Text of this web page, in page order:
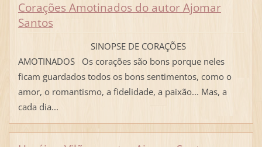
Corações Amotinados do autor Ajomar
Santos
SINOPSE DE CORAÇÕES
AMOTINADOS Os corações são bons porque neles
ficam guardados todos os bons sentimentos, como o
amor, o romantismo, a fidelidade, a paixão... Mas, a
cada dia...